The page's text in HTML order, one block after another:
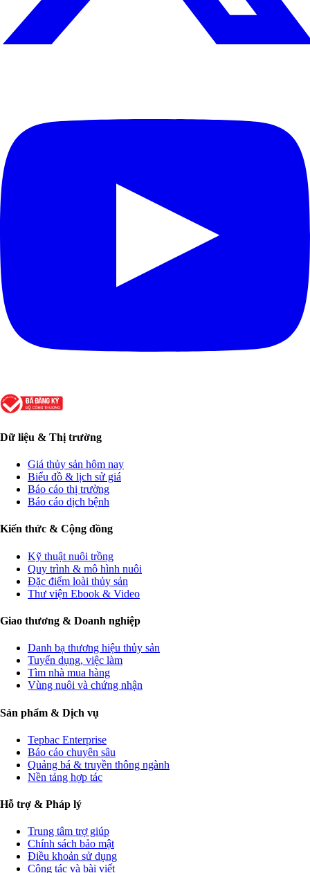
Dữ liệu & Thị trường
Giá thủy sản hôm nay
Biểu đồ & lịch sử giá
Báo cáo thị trường
Báo cáo dịch bệnh
Kiến thức & Cộng đồng
Kỹ thuật nuôi trồng
Quy trình & mô hình nuôi
Đặc điểm loài thủy sản
Thư viện Ebook & Video
Giao thương & Doanh nghiệp
Danh bạ thương hiệu thủy sản
Tuyển dụng, việc làm
Tìm nhà mua hàng
Vùng nuôi và chứng nhận
Sản phẩm & Dịch vụ
Tepbac Enterprise
Báo cáo chuyên sâu
Quảng bá & truyền thông ngành
Nền tảng hợp tác
Hỗ trợ & Pháp lý
Trung tâm trợ giúp
Chính sách bảo mật
Điều khoản sử dụng
Cộng tác và bài viết